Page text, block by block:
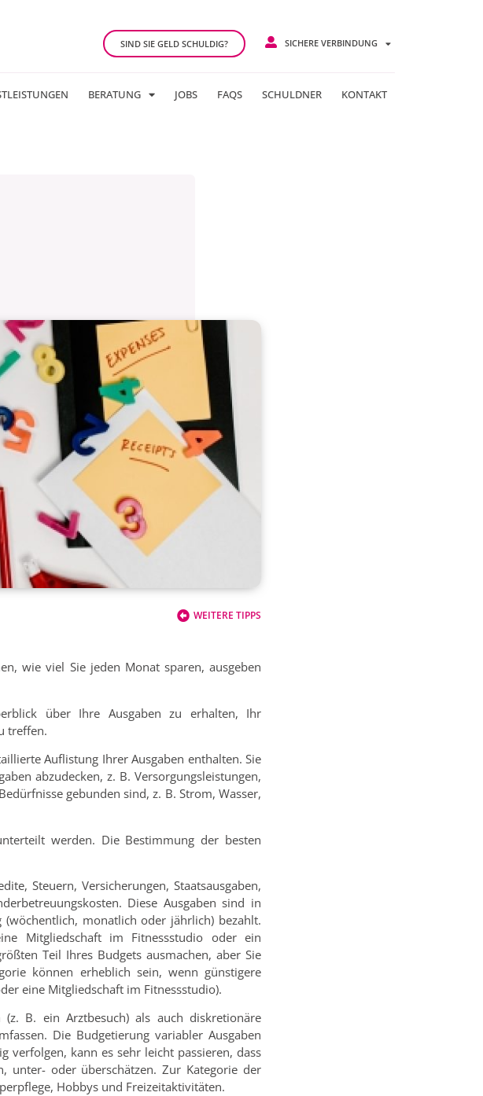
SIND SIE GELD SCHULDIG? SICHERE VERBINDUNG
BERATUNG JOBS FAQS SCHULDNER KONTAKT
WEITERE TIPPS
wie viel Sie jeden Monat sparen, ausgeben
über Ihre Ausgaben zu erhalten, Ihr
treffen.
Auflistung Ihrer Ausgaben enthalten. Sie
abzudecken, z. B. Versorgungsleistungen,
gebunden sind, z. B. Strom, Wasser,
werden. Die Bestimmung der besten
Steuern, Versicherungen, Staatsausgaben,
Diese Ausgaben sind in
monatlich oder jährlich) bezahlt.
Mitgliedschaft im Fitnessstudio oder ein
Teil Ihres Budgets ausmachen, aber Sie
können erheblich sein, wenn günstigere
eine Mitgliedschaft im Fitnessstudio).
B. ein Arztbesuch) als auch diskretionäre
Die Budgetierung variabler Ausgaben
verfolgen, kann es sehr leicht passieren, dass
unter- oder überschätzen. Zur Kategorie der
Hobbys und Freizeitaktivitäten.